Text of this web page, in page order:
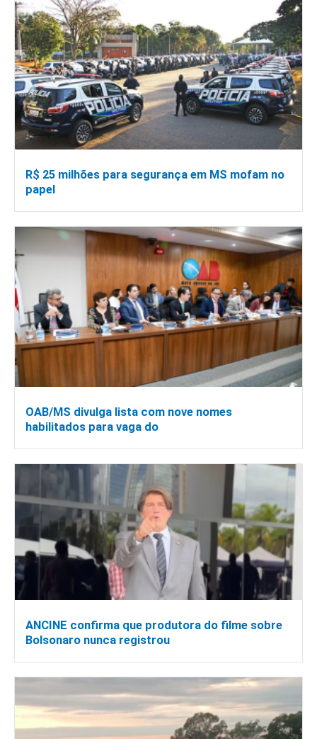
R$ 25 milhões para segurança em MS mofam no
papel
OAB/MS divulga lista com nove nomes
habilitados para vaga do
ANCINE confirma que produtora do filme sobre
Bolsonaro nunca registrou